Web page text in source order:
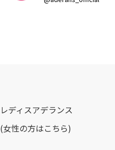
レディスアデランス
(女性の方はこちら)